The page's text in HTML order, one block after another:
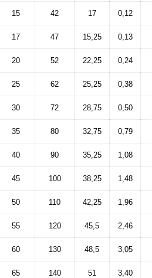
15 42 17 0,12
17 47 15,25 0,13
20 52 22,25 0,24
25 62 25,25 0,38
30 72 28,75 0,50
35 80 32,75 0,79
40 90 35,25 1,08
45 100 38,25 1,48
50 110 42,25 1,96
55 120 45,5 2,46
60 130 48,5 3,05
65 140 51 3,40